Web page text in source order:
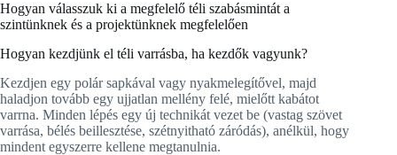
Hogyan válasszuk ki a megfelelő téli szabásmintát a
szintünknek és a projektünknek megfelelően
Hogyan kezdjünk el téli varrásba, ha kezdők vagyunk?
Kezdjen egy polár sapkával vagy nyakmelegítővel, majd
haladjon tovább egy ujjatlan mellény felé, mielőtt kabátot
varrna. Minden lépés egy új technikát vezet be (vastag szövet
varrása, bélés beillesztése, szétnyitható záródás), anélkül, hogy
mindent egyszerre kellene megtanulnia.